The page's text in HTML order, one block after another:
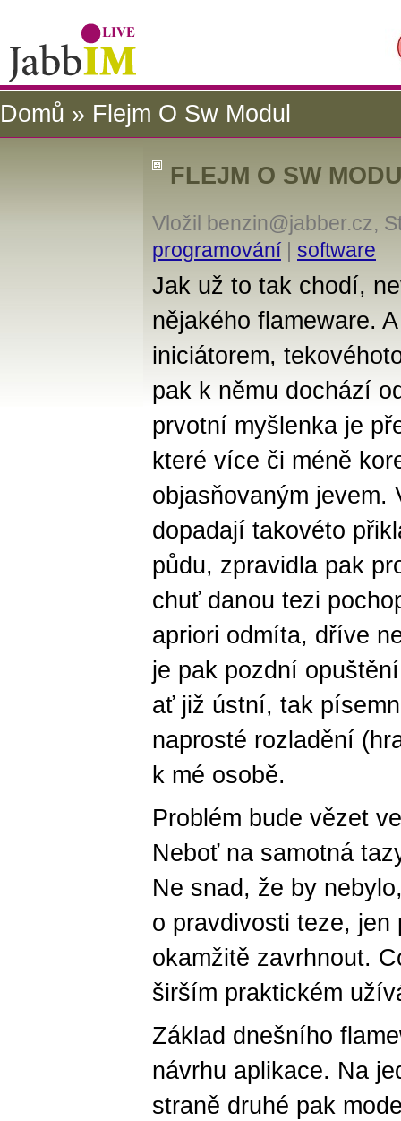
Domů » Flejm O Sw Modul
FLEJM O SW
Vložil benzin@jabber.cz,
programování| software
Jak už to tak chodí,
nějakého flameware.
iniciátorem,
pak k němu dochází
prvotní myšlenka je
které více či méně
objasňovaným jevem.
dopadají takovéto
půdu, zpravidla pak
chuť danou tezi
apriori odmíta, dříve
je pak pozdní
ať již ústní, tak
naprosté rozladění
k mé osobě.
Problém bude vězet
Neboť na samotná
Ne snad, že by
o pravdivosti teze,
okamžitě zavrhnout.
širším praktickém
Základ dnešního
návrhu aplikace. Na
straně druhé pak